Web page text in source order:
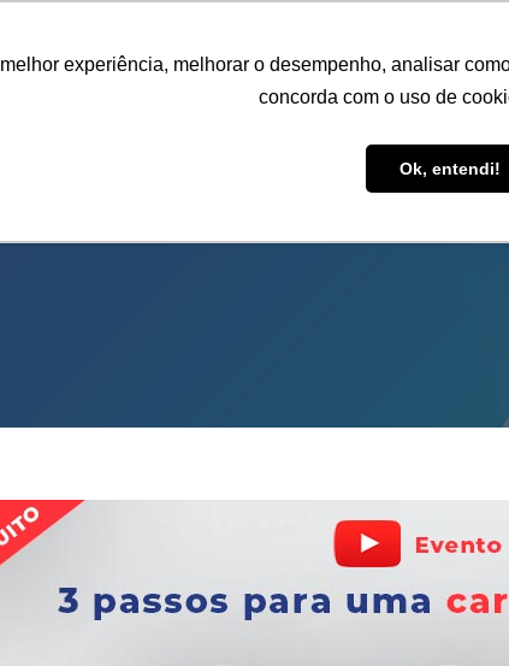
experiência, melhorar o desempenho, analisar
concorda com o uso de
Ok, entendi!
PÓS-GRADUAÇÃO CAPACITAÇÃO